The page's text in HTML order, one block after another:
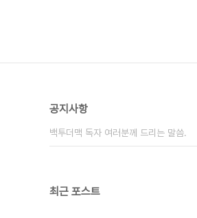
공지사항
백투더맥 독자 여러분께 드리는 말씀.
최근 포스트